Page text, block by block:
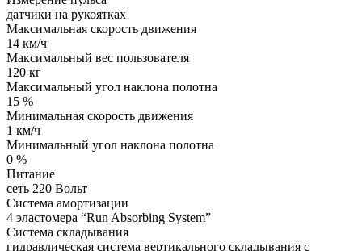
датчики на рукоятках
Максимальная скорость движения
14 км/ч
Максимальный вес пользователя
120 кг
Максимальный угол наклона полотна
15 %
Минимальная скорость движения
1 км/ч
Минимальный угол наклона полотна
0 %
Питание
сеть 220 Вольт
Система амортизации
4 эластомера “Run Absorbing System”
Система складывания
гидравлическая система вертикального складывания с